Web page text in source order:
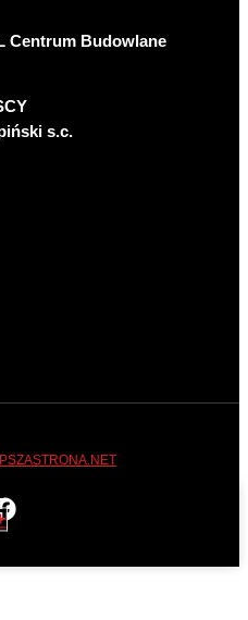
s.c.
- koncentrat 1 litr